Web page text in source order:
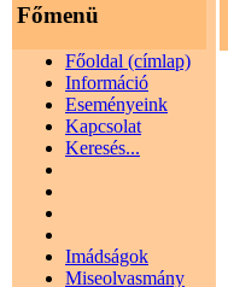
Főmenü
Főoldal (címlap)
Információ
Eseményeink
Kapcsolat
Keresés...
Imádságok
Miseolvasmány